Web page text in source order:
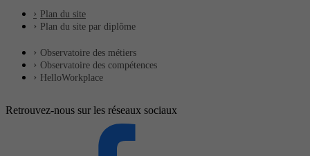
Plan du site
Plan du site par diplôme
Observatoire des métiers
Observatoire des compétences
HelloWorkplace
Retrouvez-nous sur les réseaux sociaux